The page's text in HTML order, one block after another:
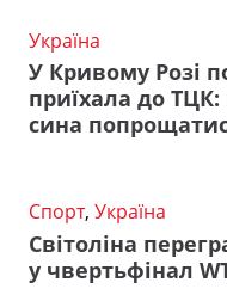
Україна
У Кривому Розі
приїхала до
сина
Спорт, Україна
Світоліна
у чвертьфінал